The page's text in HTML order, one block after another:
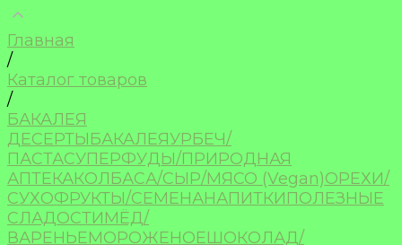
Главная
/
Каталог товаров
/
БАКАЛЕЯ
ДЕСЕРТЫБАКАЛЕЯУРБЕЧ/
ПАСТАСУПЕРФУДЫ/ПРИРОДНАЯ
АПТЕКАКОЛБАСА/СЫР/МЯСО (Vegan)ОРЕХИ/
СУХОФРУКТЫ/СЕМЕНАНАПИТКИПОЛЕЗНЫЕ
СЛАДОСТИМЁД/
ВАРЕНЬЕМОРОЖЕНОЕШОКОЛАД/